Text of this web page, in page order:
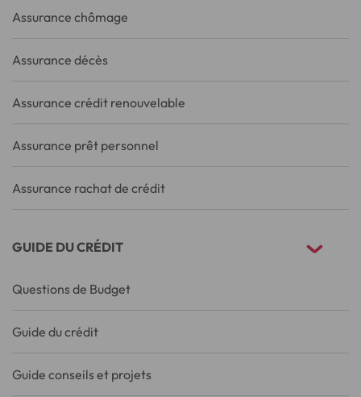
Assurance chômage
Assurance décès
Assurance crédit renouvelable
Assurance prêt personnel
Assurance rachat de crédit
GUIDE DU CRÉDIT
Questions de Budget
Guide du crédit
Guide conseils et projets